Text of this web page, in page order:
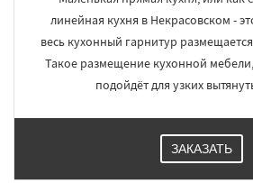
линейная кухня в Некрасовском -
весь кухонный гарнитур
Такое размещение кухонной
подойдёт для узких
ЗАКАЗАТЬ